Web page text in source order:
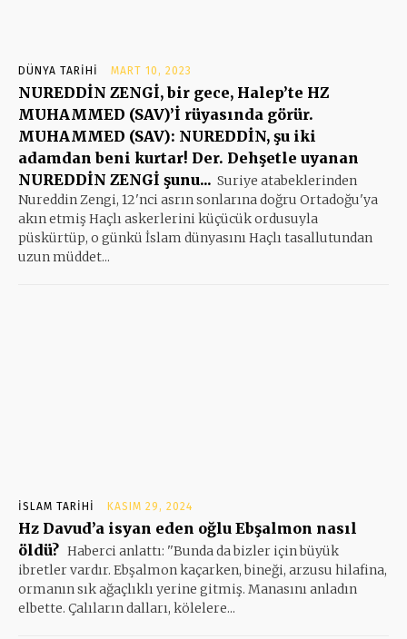
DÜNYA TARIHI MART 10, 2023
NUREDDİN ZENGİ, bir gece, Halep’te HZ
MUHAMMED (SAV)’İ rüyasında görür.
MUHAMMED (SAV): NUREDDİN, şu iki
adamdan beni kurtar! Der. Dehşetle uyanan
NUREDDİN ZENGİ şunu... Suriye atabeklerinden
Nureddin Zengi, 12'nci asrın sonlarına doğru Ortadoğu'ya
akın etmiş Haçlı askerlerini küçücük ordusuyla
püskürtüp, o günkü İslam dünyasını Haçlı tasallutundan
uzun müddet...
İSLAM TARIHI KASIM 29, 2024
Hz Davud’a isyan eden oğlu Ebşalmon nasıl
öldü? Haberci anlattı: ''Bunda da bizler için büyük
ibretler vardır. Ebşalmon kaçarken, bineği, arzusu hilafina,
ormanın sık ağaçlıklı yerine gitmiş. Manasını anladın
elbette. Çalıların dalları, kölelere...